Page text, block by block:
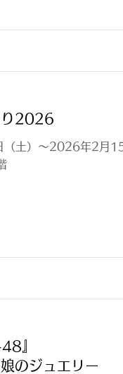
り2026
土）～2026年2月
』
のジュエリー